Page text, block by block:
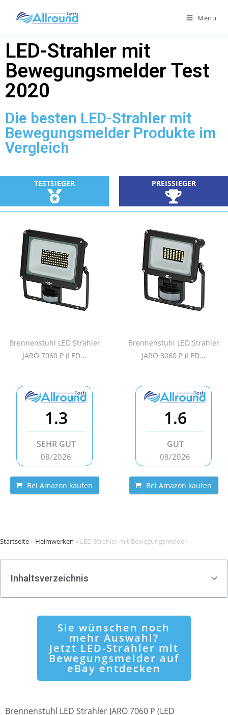
Menü
LED-Strahler mit
Bewegungsmelder Test
2020
Die besten LED-Strahler mit
Bewegungsmelder Produkte im
Vergleich
TESTSIEGER PREISSIEGER
Brennenstuhl LED Strahler
JARO 7060 P (LED...
Brennenstuhl LED Strahler
JARO 3060 P (LED...
1.3
SEHR GUT
08/2026
Bei Amazon kaufen
1.6
GUT
08/2026
Bei Amazon kaufen
Startseite » Heimwerken » LED-Strahler mit Bewegungsmelder
Inhaltsverzeichnis
Sie wünschen noch
mehr Auswahl?
Jetzt LED-Strahler mit
Bewegungsmelder auf
eBay entdecken
Brennenstuhl LED Strahler JARO 7060 P (LED